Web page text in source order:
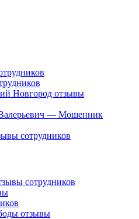
Новгород отзывы
— Мошенник
сотрудников
сотрудников
отзывы